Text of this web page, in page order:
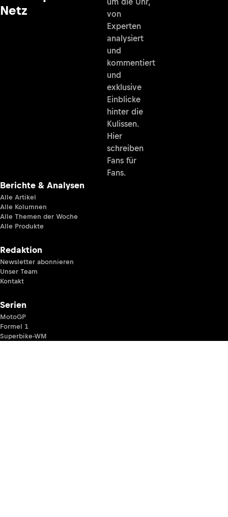
Netz
von
Experten
analysiert
und
kommentiert
und
exklusive
Einblicke
hinter die
Kulissen.
Hier
schreiben
Fans für
Fans.
Berichte & Analysen
Alle Artikel
Alle Kolumnen
Alle Themen der Woche
Alle Produkte
Redaktion
Newsletter abonnieren
Unser Team
Kontakt
Serien
MotoGP
Formel 1
Superbike-WM